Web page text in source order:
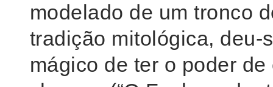
modelado de um tronco
tradição mitológica, deu-
mágico de ter o poder